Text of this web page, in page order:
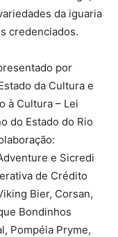
da iguaria
credenciados.
por
da Cultura e
à Cultura – Lei
do Estado do Rio
e Sicredi
de Crédito
Bier, Corsan,
Bondinhos
Pompéia Pryme,